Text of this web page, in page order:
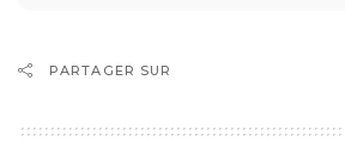
PARTAGER SUR